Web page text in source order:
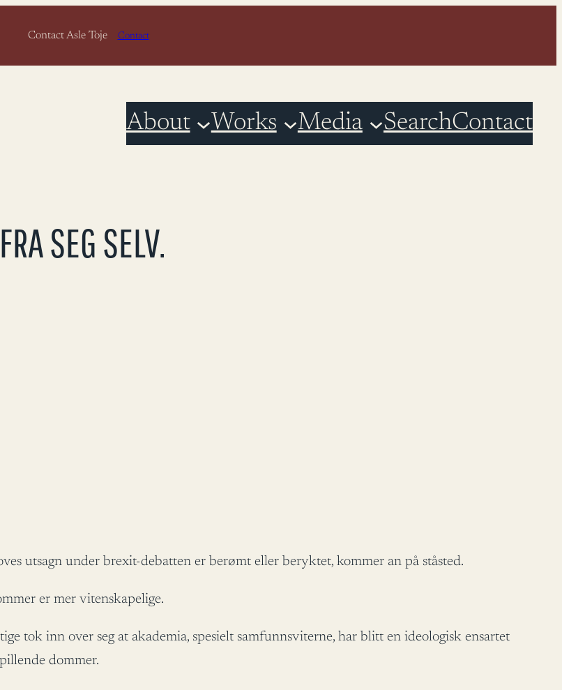
Contact Asle Toje Contact
About Works Media SearchContact
SEG SELV.
utsagn under brexit-debatten er berømt eller beryktet, kommer an på ståsted.
er mer vitenskapelige.
tok inn over seg at akademia, spesielt samfunnsviterne, har blitt en ideologisk ensartet
dommer.